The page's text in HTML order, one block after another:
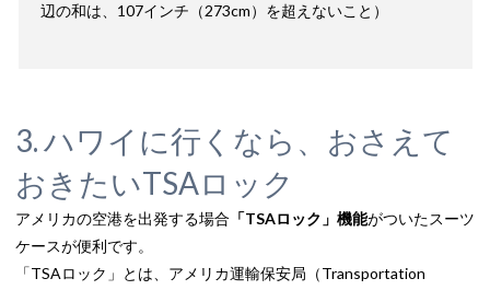
辺の和は、107インチ（273cm）を超えないこと）
3. ハワイに行くなら、おさえて
おきたいTSAロック
アメリカの空港を出発する場合 「TSAロック」機能がついたスーツ
ケースが便利です。
「TSAロック」とは、アメリカ運輸保安局（Transportation